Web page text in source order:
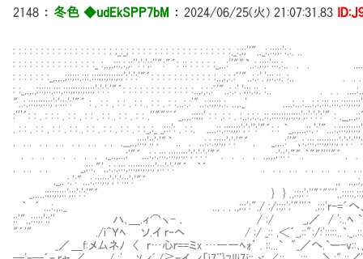
2148 ： 冬色 ◆udEkSPP7bM ： 2024/06/25(火) 21:07:31.83
: : : : : : : : : : : : : : : : : ; ;_:_; : : : : : : : : : : : : : : : : : :._:.;;''".._:.::;;:':.:. ..
: : : : : : : : : : : : : : :_ :,.,.;::.:.;:'':':';:''":"´: :: : : : : :_,..:''""`..:.;:;:':::.:.. . .
: : : : : : :_,.,.,;::;::.:::.:::;;:;:;:;:;':':':'"´: : : : : : : : : : : :..,;,:.:ﾞ'"..:.:'.';;:.:;. :.. . . .
: :_,.,.,;::;::.:::.:::;;:;:;:;:;':':':'"´: : : : : : : : : : : : :..,;,:.:ﾞ'"..:.:'.';;:.:;. :.. . . .
"..:.:::;:;:::;';':::':'"´ : . : : . : : . : : . : : . : :...:.:'"..:.:;;:;.:. ..,._'
:'''´: : . : : : . : : . : : . : : . : : . : : .''""ﾞﾞ´_,.,.::;;;' : : .: : . :..:.:.:..::.::::::;;:;:;';:':':':'" :
. : : . : : . : : . : : . : : . : : . : : . : :_.:_ _;::': . : :. ....::.:::;;;:';':'':'"´: : ｀
. . . . . . . . . . . . . .__,.,:::;':;';'"｀ .. . ..:.:.:;:;;':':'"´ . _.,..:''"､
. . . . . . . . ._..,...;'"´...:.:.:::.:::;;:;:';':':':'"´. . . . .,.,.;'::':"".｀
. . . . . _,;::."'..:.:.:::.:::;;:;:;:;';::':':'"´ ｀´ . . . . . . . . . . . . . .
._,. :.':"...:.:::;:;';':':::':'"´ ,,
_.....:;;:;:;::';::':':'"´ } } .,::;:':''"ﾞ"ﾞﾞ
｀ ´ ...:.,.._ .., . . .,;:;':"./ :/;:;:';'"'''｀ .;:;'r-=´へ
::'".,:::;:':;'' ハ､＿.ィ⌒ヽ- ､ / :/ _,／ / ':..ﾍ `.
"´'" ./i＾Ｙﾍ ソ.イ ｒ‐ヘ / :/ _:: ,＜´_,::":/:':::::..`._..::;'".
_／ ＿f:メ厶ネﾉ 〈 ｒ…心ｒ==ミx …―一ﾍｫ’ . ::...` "_／へ.`ー-v::､